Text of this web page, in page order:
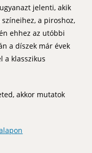
jelenti, akik
a piroshoz,
ehhez az utóbbi
a díszek már évek
a klasszikus
akkor mutatok